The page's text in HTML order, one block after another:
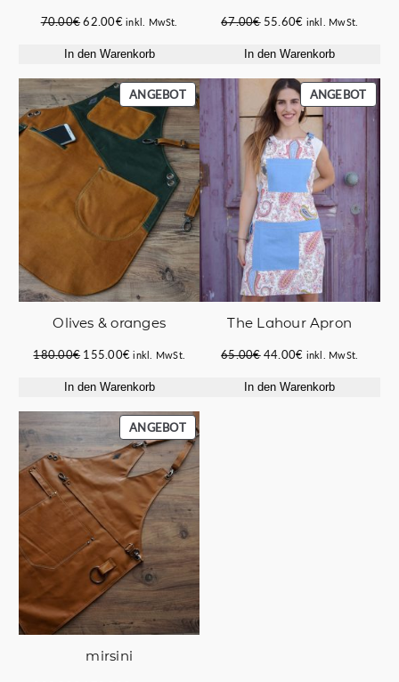
70.00€Ursprünglicher
war:
62.00€Aktueller
ist:
inkl. MwSt.
In den Warenkorb
67.00€ Ursprünglicher
war:
55.60€ Aktueller
ist:
inkl. MwSt.
In den Warenkorb
ANGEBOTPRODUKT
IM
ANGEBOT
Οlives & oranges
180.00€ Ursprünglicher
war:
155.00€Aktueller
ist:
inkl. MwSt.
In den Warenkorb
ANGEBOT
IM
The Lahour Apron
65.00€ Ursprünglicher
war:
44.00€ Aktueller
ist:
inkl. MwSt.
In den Warenkorb
ANGEBOTPRODUKT
IM
ANGEBOT
mirsini